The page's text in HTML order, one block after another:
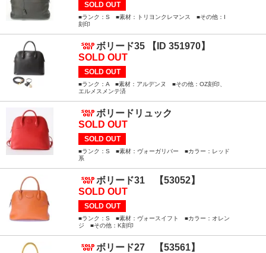
SOLD OUT
■ランク：S ■素材：トリヨンクレマンス ■その他：I
刻印
ボリード35 【ID 351970】
SOLD OUT
SOLD OUT
■ランク：A ■素材：アルデンヌ ■その他：OZ刻印、
エルメスメンテ済
ボリードリュック
SOLD OUT
SOLD OUT
■ランク：S ■素材：ヴォーガリバー ■カラー：レッド
系
ボリード31 【53052】
SOLD OUT
SOLD OUT
■ランク：S ■素材：ヴォースイフト ■カラー：オレン
ジ ■その他：K刻印
ボリード27 【53561】